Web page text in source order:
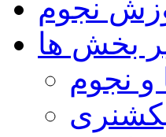
نجوم
بخش ها
و نجوم